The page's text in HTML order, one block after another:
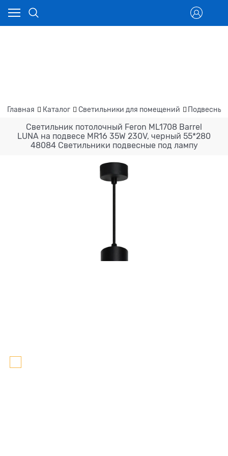
Главная Каталог Светильники для помещений
Светильник потолочный Feron ML1708 Barrel
LUNA на подвесе MR16 35W 230V, черный 55*280
48084 Светильники подвесные под лампу